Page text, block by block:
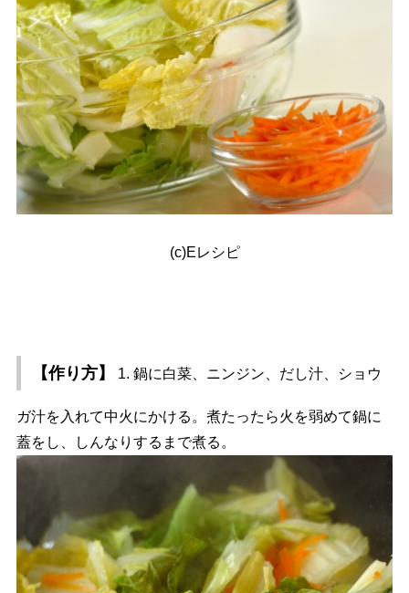
(c)Eレシピ
【作り方】 1. 鍋に白菜、ニンジン、だし汁、ショウ
ガ汁を入れて中火にかける。煮たったら火を弱めて鍋に
蓋をし、しんなりするまで煮る。